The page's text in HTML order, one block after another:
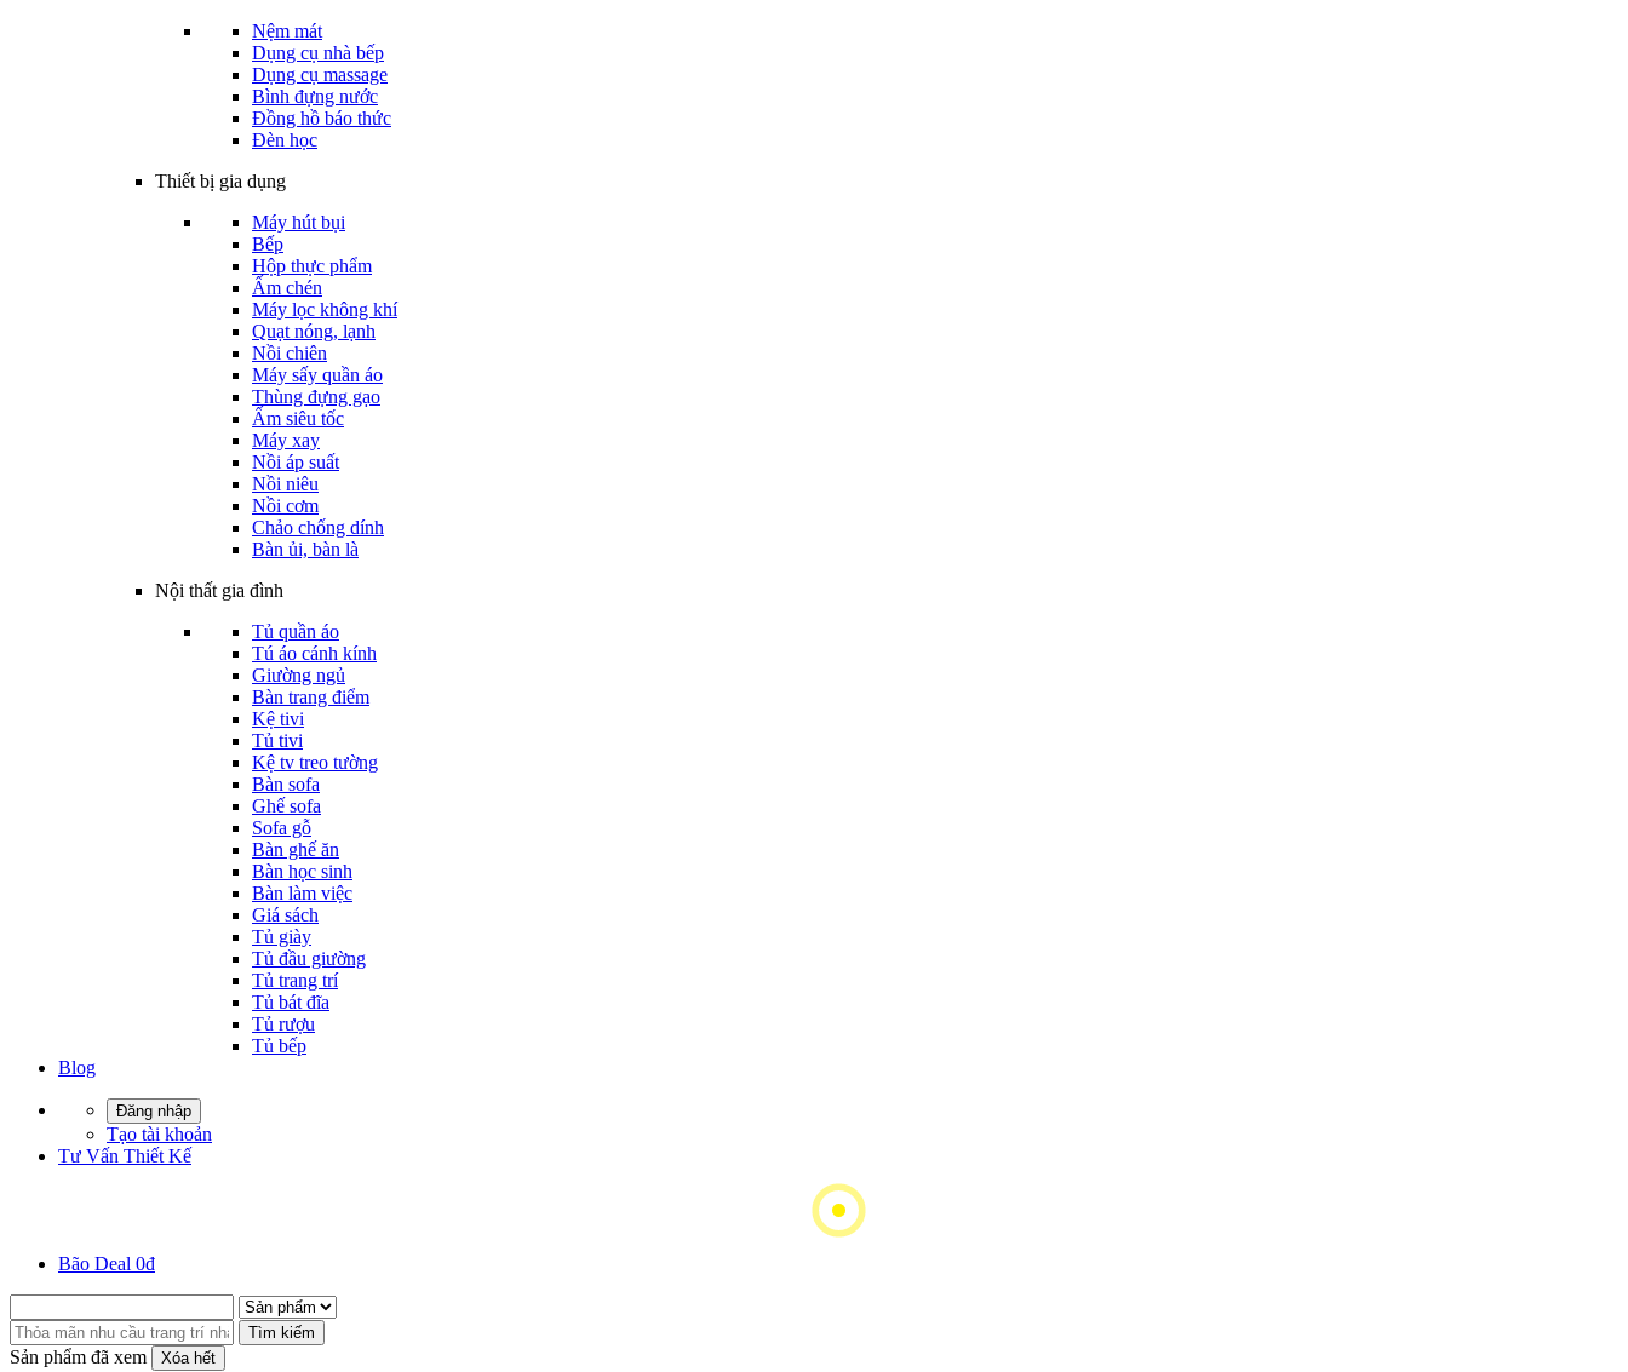
Nệm mát
Dụng cụ nhà bếp
Dụng cụ massage
Bình đựng nước
Đồng hồ báo thức
Đèn học
Thiết bị gia dụng
Máy hút bụi
Bếp
Hộp thực phẩm
Ấm chén
Máy lọc không khí
Quạt nóng, lạnh
Nồi chiên
Máy sấy quần áo
Thùng đựng gạo
Ấm siêu tốc
Máy xay
Nồi áp suất
Nồi niêu
Nồi cơm
Chảo chống dính
Bàn ủi, bàn là
Nội thất gia đình
Tủ quần áo
Tú áo cánh kính
Giường ngủ
Bàn trang điểm
Kệ tivi
Tủ tivi
Kệ tv treo tường
Bàn sofa
Ghế sofa
Sofa gỗ
Bàn ghế ăn
Bàn học sinh
Bàn làm việc
Giá sách
Tủ giày
Tủ đầu giường
Tủ trang trí
Tủ bát đĩa
Tủ rượu
Tủ bếp
Blog
Đăng nhập
Tạo tài khoản
Tư Vấn Thiết Kế
Bão Deal 0đ
Tìm kiếm
Sản phẩm đã xem Xóa hết